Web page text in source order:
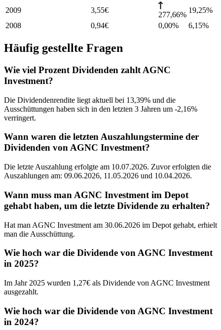
2009 3,55€
277,66%
19,25%
2008
0,94€ 0,00% 6,15%
Häufig gestellte Fragen
Wie viel Prozent Dividenden zahlt AGNC
Investment?
Die Dividendenrendite liegt aktuell bei 13,39% und die
Ausschüttungen haben sich in den letzten 3 Jahren um -2,16%
verringert.
Wann waren die letzten Auszahlungstermine der
Dividenden von AGNC Investment?
Die letzte Auszahlung erfolgte am 10.07.2026. Zuvor erfolgten die
Auszahlungen am: 09.06.2026, 11.05.2026 und 10.04.2026.
Wann muss man AGNC Investment im Depot
gehabt haben, um die letzte Dividende zu erhalten?
Hat man AGNC Investment am 30.06.2026 im Depot gehabt, erhielt
man die Ausschüttung.
Wie hoch war die Dividende von AGNC Investment
in 2025?
Im Jahr 2025 wurden 1,27€ als Dividende von AGNC Investment
ausgezahlt.
Wie hoch war die Dividende von AGNC Investment
in 2024?